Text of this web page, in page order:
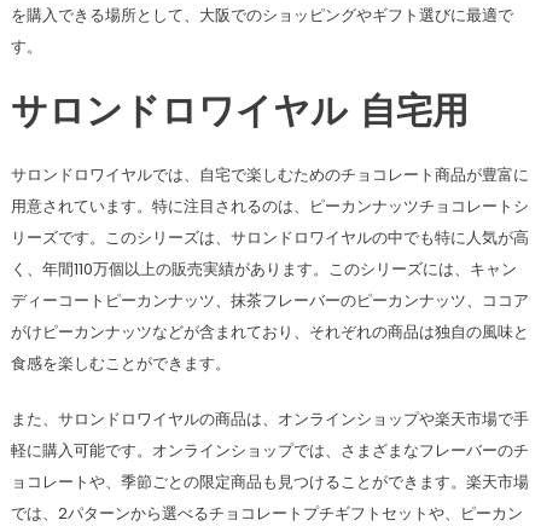
を購入できる場所として、大阪でのショッピングやギフト選びに最適で
す。
サロンドロワイヤル 自宅用
サロンドロワイヤルでは、自宅で楽しむためのチョコレート商品が豊富に
用意されています。特に注目されるのは、ピーカンナッツチョコレートシ
リーズです。このシリーズは、サロンドロワイヤルの中でも特に人気が高
く、年間110万個以上の販売実績があります。このシリーズには、キャン
ディーコートピーカンナッツ、抹茶フレーバーのピーカンナッツ、ココア
がけピーカンナッツなどが含まれており、それぞれの商品は独自の風味と
食感を楽しむことができます。
また、サロンドロワイヤルの商品は、オンラインショップや楽天市場で手
軽に購入可能です。オンラインショップでは、さまざまなフレーバーのチ
ョコレートや、季節ごとの限定商品も見つけることができます。楽天市場
では、2パターンから選べるチョコレートプチギフトセットや、ピーカン